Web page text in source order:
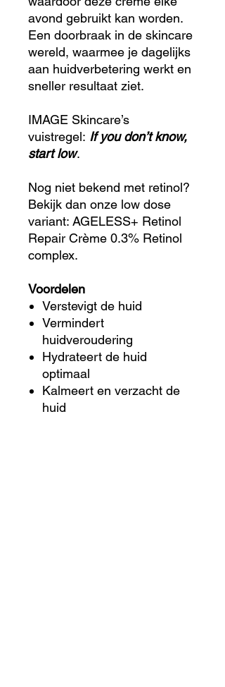
avond gebruikt kan worden.
Een doorbraak in de skincare
wereld, waarmee je dagelijks
aan huidverbetering werkt en
sneller resultaat ziet.
IMAGE Skincare’s
vuistregel: If you don’t know,
start low.
Nog niet bekend met retinol?
Bekijk dan onze low dose
variant: AGELESS+ Retinol
Repair Crème 0.3% Retinol
complex.
Voordelen
Verstevigt de huid
Vermindert
huidveroudering
Hydrateert de huid
optimaal
Kalmeert en verzacht de
huid